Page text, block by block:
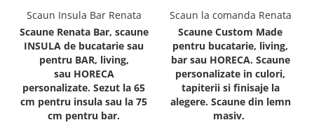
Scaun Insula Bar Renata
Scaune Renata Bar, scaune
INSULA de bucatarie sau
pentru BAR, living,
sau HORECA
personalizate. Sezut la 65
cm pentru insula sau la 75
cm pentru bar.
Scaun la comanda Renata
Scaune Custom Made
pentru bucatarie, living,
bar sau HORECA. Scaune
personalizate in culori,
tapiterii si finisaje la
alegere. Scaune din lemn
masiv.